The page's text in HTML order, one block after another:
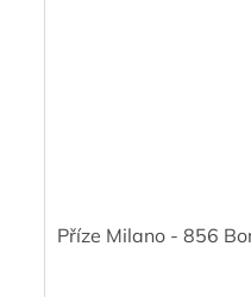
Příze Milano - 856